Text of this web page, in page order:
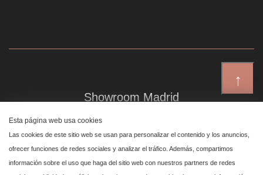
↑
Showroom Madrid
Plaza de Canalejas 6, 4 izq
Centro, 28014 Madrid
Esta página web usa cookies
Las cookies de este sitio web se usan para personalizar el contenido y los anuncios,
ofrecer funciones de redes sociales y analizar el tráfico. Además, compartimos
información sobre el uso que haga del sitio web con nuestros partners de redes